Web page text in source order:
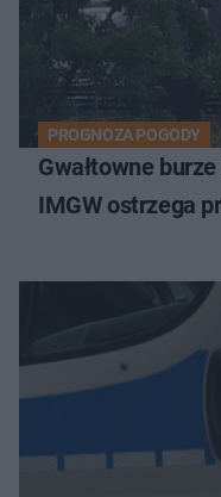
PROGNOZA POGODY
Gwałtowne
IMGW ostrzega